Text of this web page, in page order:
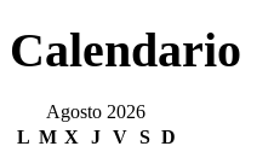
Calendario
Agosto 2026
L M X J V S D